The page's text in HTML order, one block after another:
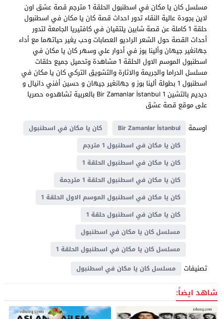
مسلسل كان يا مكان في اسطنبول الحلقة 1 مترجم قصة عشق اون
لاين بجودة عالية النقاء تدور احداث قصة كان يا مكان في اسطنبول
حلقة 1 كاملة عن قصة شابين يلتقيان في كافتيريا الجامعة لتدور
أحداث القصة حول الشعر الراديو العصابات وحب يغير حياتهما مع أداء
جهانغير جيهان وألينا بوز في أدوار علي وسهر كان يا مكان في
اسطنبول الموسم الاول الحلقة 1 مشاهدة وتحميل جميع حلقات
مسلسل الدراما والجريمة والاثارة والتشويق التركي كان يا مكان في
اسطنبول 1 بطولة ألينا بوز و جهانغير جيهان و حسين أفني دانيال و
ديديم بالتشين Bir Zamanlar İstanbul 1 بالعربية تشاهدوه حصريا
على موقع قصة عشق
اوسمة
Bir Zamanlar İstanbul
كان يا مكان في اسطنبول
كان يا مكان في اسطنبول 1 مترجم
كان يا مكان في اسطنبول الحلقة 1
كان يا مكان في اسطنبول الحلقة 1 مترجمة
كان يا مكان في اسطنبول الموسم الاول الحلقة 1
كان يا مكان في اسطنبول حلقة 1
مسلسل كان يا مكان في اسطنبول
مسلسل كان يا مكان في اسطنبول الحلقة 1
تصنيفات مسلسل كان يا مكان في اسطنبول
شاهد ايضاً: